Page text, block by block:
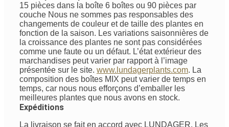
15 pièces dans la boîte 6 boîtes ou 90 pièces par
couche Nous ne sommes pas responsables des
changements de couleur et de taille des plantes en
fonction de la saison. Les variations saisonnières de
la croissance des plantes ne sont pas considérées
comme une faute ou un défaut. L’état extérieur des
marchandises peut varier par rapport à l’image
présentée sur le site. www.lundagerplants.com. La
composition des boîtes MIX peut varier de temps en
temps, car nous nous efforçons d’emballer les
meilleures plantes que nous avons en stock.
Expéditions
La livraison se fait en accord avec LUNDAGER. Les